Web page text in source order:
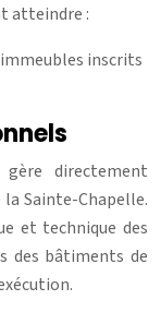
atteindre :
inscrits
directement
Sainte-Chapelle.
et technique des
des bâtiments de